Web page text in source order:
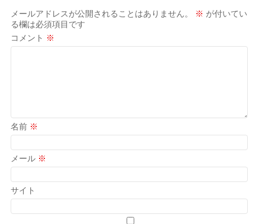
メールアドレスが公開されることはありません。 ※ が付いてい
る欄は必須項目です
コメント ※
名前 ※
メール ※
サイト